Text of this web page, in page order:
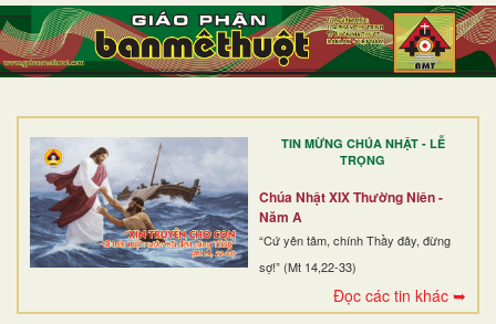
TIN MỪNG CHÚA NHẬT - LỄ
TRỌNG
Chúa Nhật XIX Thường Niên -
Năm A
“Cứ yên tâm, chính Thầy đây, đừng
sợ!” (Mt 14,22-33)
Đọc các tin khác ➥
TRANG NHẤT
GIỚI THIỆU
DÒNG TU
BAN MỤC VỤ
ĐOÀN THỂ CG